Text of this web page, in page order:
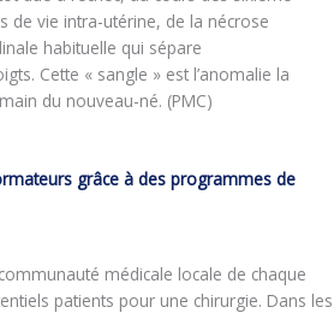
de vie intra-utérine, de la nécrose
habituelle qui sépare
Cette « sangle » est l’anomalie la
du nouveau-né. (PMC)
grâce à des programmes de
médicale locale de chaque
patients pour une chirurgie. Dans les